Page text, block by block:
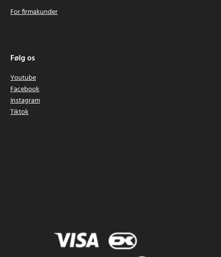
For firmakunder
Følg os
Youtube
Facebook
Instagram
Tiktok